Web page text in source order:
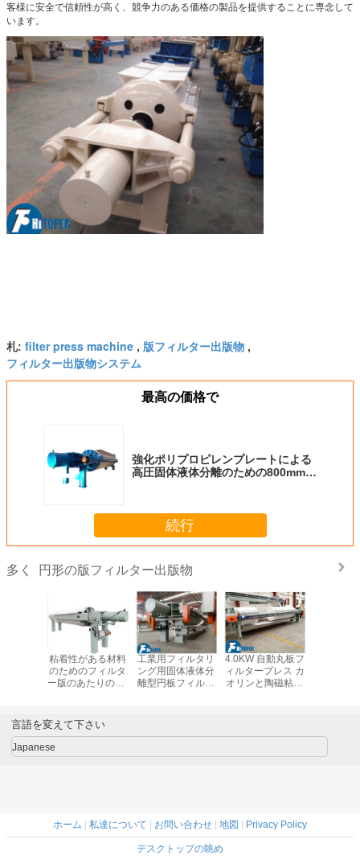
客様に安全で信頼性が高く、競争力のある価格の製品を提供することに専念して
います。
札: filter press machine , 版フィルター出版物 ,
フィルター出版物システム
最高の価格で
強化ポリプロピレンプレートによる
高圧固体液体分離のための800mm丸
続行
多く 円形の版フィルター出版物
粘着性がある材料
のためのフィルタ
ー版のあたりのPP
工業用フィルタリ
ング用固体液体分
離型円板フィルタ
4.0KW 自動丸板フ
ィルタープレス カ
オリンと陶磁粘土
言語を変えて下さい
Japanese
ホーム 私達について お問い合わせ 地図 Privacy Policy
デスクトップの眺め